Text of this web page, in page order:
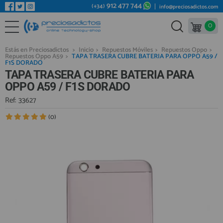
REPUESTOS MÓVILES
REPUESTOS TABLET
REPUESTOS RELOJES INTELIGENTES
REPUESTOS VIDEOCONSOLAS
REPUESTOS MACBOOK
REPUESTOS OTROS DISPOSITIVOS
Bienvenid@ otra vez
YA SOY CLIENTE
Recordarme
(+34) 912 477 744 info@preciosadictos.com
0
Estás en Preciosadictos > Inicio > Repuestos Móviles > Repuestos Oppo >
Repuestos Oppo A59 > TAPA TRASERA CUBRE BATERIA PARA OPPO A59 /
F1S DORADO
TAPA TRASERA CUBRE BATERIA PARA
OPPO A59 / F1S DORADO
Ref: 33627
(0)